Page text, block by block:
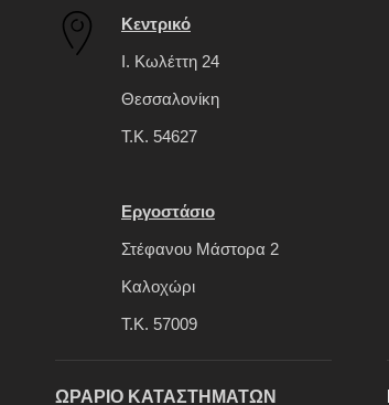
Κεντρικό
Ι. Κωλέττη 24
Θεσσαλονίκη
Τ.Κ. 54627
Εργοστάσιο
Στέφανου Μάστορα 2
Καλοχώρι
Τ.Κ. 57009
ΩΡΑΡΙΟ ΚΑΤΑΣΤΗΜΑΤΩΝ